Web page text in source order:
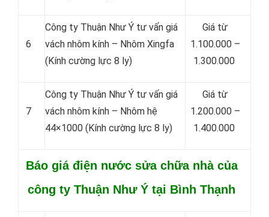
6
Công ty Thuận Như Ý tư vấn giá
vách nhôm kính – Nhôm Xingfa
(Kính cường lực 8 ly)
Giá từ
1.100.000 –
1.300.000
7
Công ty Thuận Như Ý tư vấn giá
vách nhôm kính – Nhôm hệ
44×1000 (Kính cường lực 8 ly)
Giá từ
1.200.000 –
1.400.000
Báo giá điện nước sửa chữa nhà của
công ty Thuận Như Ý tại Bình Thạnh